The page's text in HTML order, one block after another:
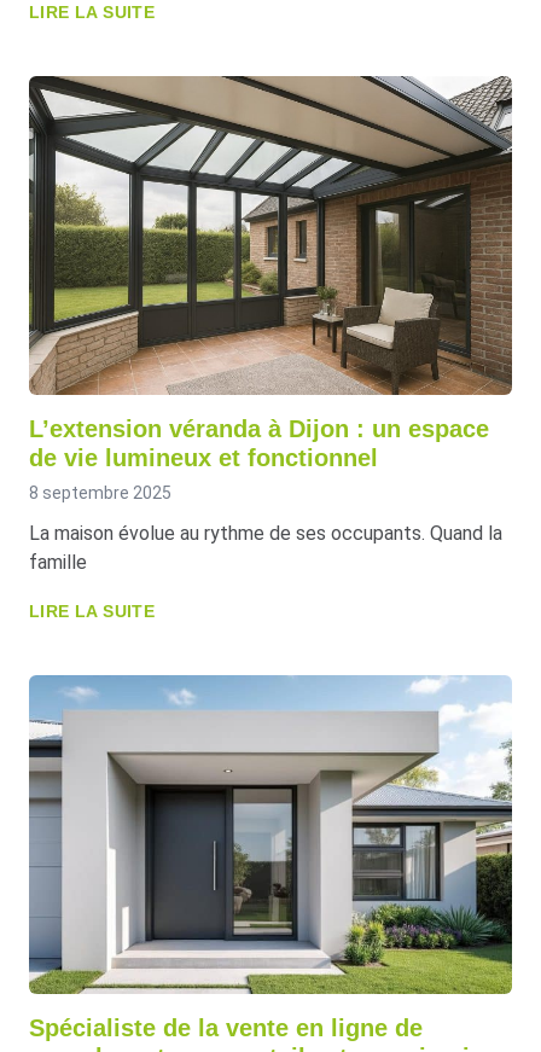
LIRE LA SUITE
L’extension véranda à Dijon : un espace
de vie lumineux et fonctionnel
8 septembre 2025
La maison évolue au rythme de ses occupants. Quand la
famille
LIRE LA SUITE
Spécialiste de la vente en ligne de